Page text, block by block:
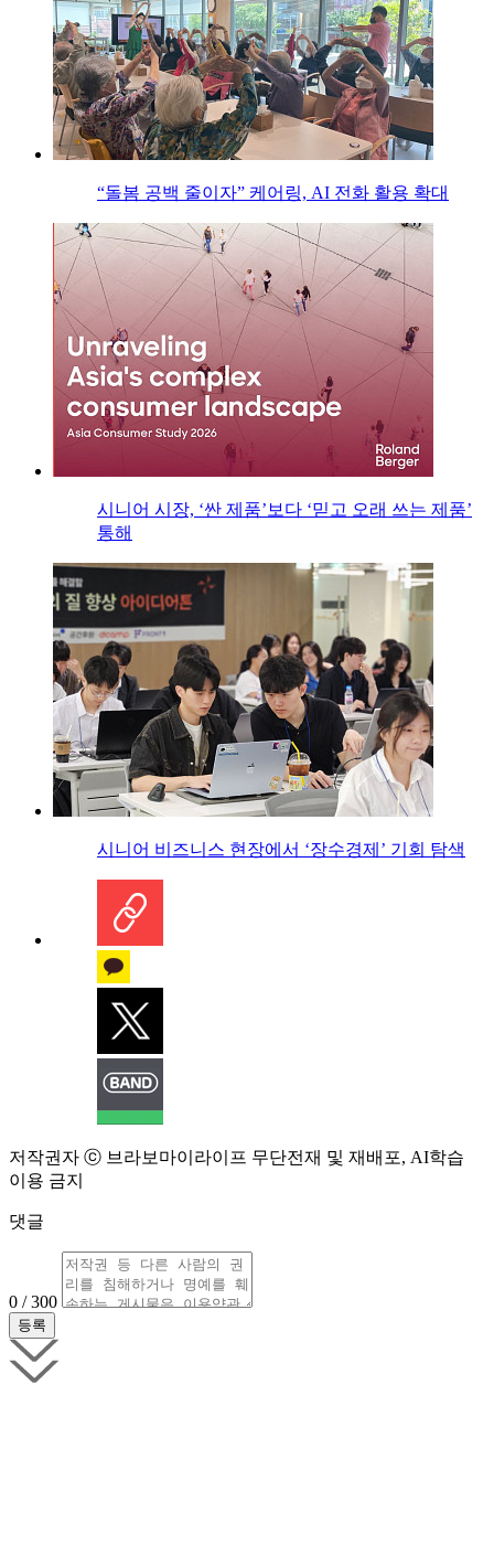
“돌봄 공백 줄이자” 케어링, AI 전화 활용 확대
시니어 시장, ‘싼 제품’보다 ‘믿고 오래 쓰는 제품’
통해
시니어 비즈니스 현장에서 ‘장수경제’ 기회 탐색
저작권자 ⓒ 브라보마이라이프 무단전재 및 재배포, AI학습
이용 금지
댓글
0 / 300